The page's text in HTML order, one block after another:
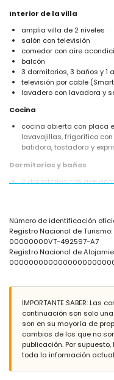
Interior de la villa
amplia villa de 2 niveles
salón con televisión
comedor con aire
balcón
3 dormitorios, 3 baños y 1
televisión por cable (Smart
lavadero con lavadora y
Cocina
cocina abierta con placa
lavavajillas, frigorífico
batidora, tostadora y
Dormitorios y baños
2 dormitorios con aire
baño en suite con lavabo
ducha, bidé y WC
2 baños en suite, cada
Exterior de la villa
piscina privada de 11m x
jardín con grava, árboles
2 terrazas, una de ellas
zona de estar al aire
2 plazas de aparcamiento
Más información
pueblo más cercano:
Número de identificación
Registro Nacional de
00000000VT-492597-A7
Registro Nacional de
IMPORTANTE SABER:
continuación son solo
son en su mayoría de
cambios de los que no
publicación. Por
toda la información